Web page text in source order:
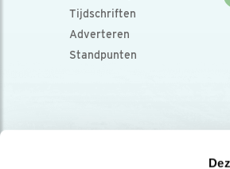
Tijdschriften
Adverteren
Standpunten